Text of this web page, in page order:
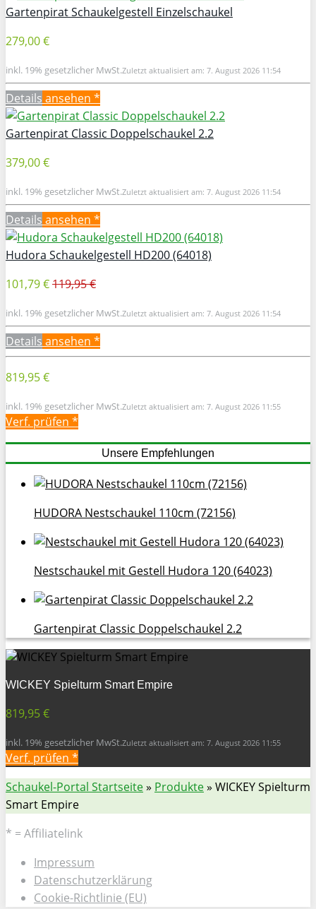
Gartenpirat Schaukelgestell Einzelschaukel
279,00 €
inkl. 19% gesetzlicher MwSt.Zuletzt aktualisiert am: 7. August 2026 11:54
Details ansehen *
Gartenpirat Classic Doppelschaukel 2.2
379,00 €
inkl. 19% gesetzlicher MwSt.Zuletzt aktualisiert am: 7. August 2026 11:54
Details ansehen *
Hudora Schaukelgestell HD200 (64018)
101,79 €119,95 €
inkl. 19% gesetzlicher MwSt.Zuletzt aktualisiert am: 7. August 2026 11:54
Details ansehen *
819,95 €
inkl. 19% gesetzlicher MwSt.Zuletzt aktualisiert am: 7. August 2026 11:55
Verf. prüfen *
Unsere Empfehlungen
HUDORA Nestschaukel 110cm (72156)
Nestschaukel mit Gestell Hudora 120 (64023)
Gartenpirat Classic Doppelschaukel 2.2
WICKEY Spielturm Smart Empire
819,95 €
inkl. 19% gesetzlicher MwSt.Zuletzt aktualisiert am: 7. August 2026 11:55
Verf. prüfen *
Schaukel-Portal Startseite» Produkte» WICKEY Spielturm
Smart Empire
* = Affiliatelink
Impressum
Datenschutzerklärung
Cookie-Richtlinie (EU)